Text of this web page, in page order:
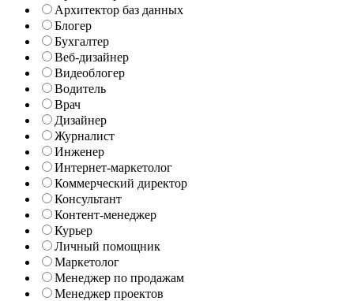
Архитектор баз данных
Блогер
Бухгалтер
Веб-дизайнер
Видеоблогер
Водитель
Врач
Дизайнер
Журналист
Инженер
Интернет-маркетолог
Коммерческий директор
Консультант
Контент-менеджер
Курьер
Личный помощник
Маркетолог
Менеджер по продажам
Менеджер проектов